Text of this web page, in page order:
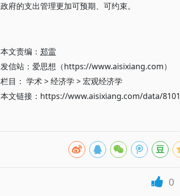
政府的支出管理更加可预期、可约束。
本文责编： 郑雷
发信站：爱思想（https://www.aisixiang.com）
栏目： 学术>经济学 >宏观经济学
本文链接：https://www.aisixiang.com/data/
0